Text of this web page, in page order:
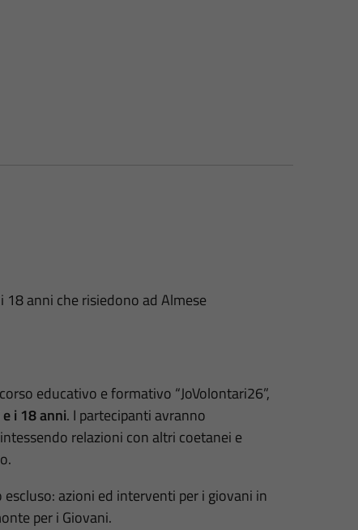
18 anni che risiedono ad Almese
educativo e formativo “JoVolontari26”,
i 18 anni. I partecipanti avranno
relazioni con altri coetanei e
escluso: azioni ed interventi per i giovani in
per i Giovani.